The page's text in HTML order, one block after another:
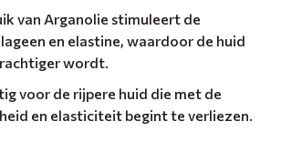
van Arganolie stimuleert de
en elastine, waardoor de huid
wordt.
voor de rijpere huid die met de
en elasticiteit begint te verliezen.